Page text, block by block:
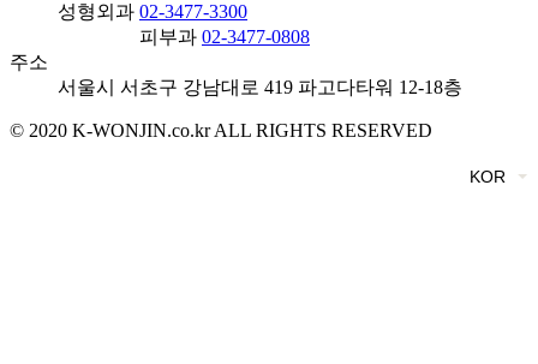
성형외과 02-3477-3300
피부과 02-3477-0808
주소
서울시 서초구 강남대로 419 파고다타워 12-18층
© 2020 K-WONJIN.co.kr ALL RIGHTS RESERVED
KOR